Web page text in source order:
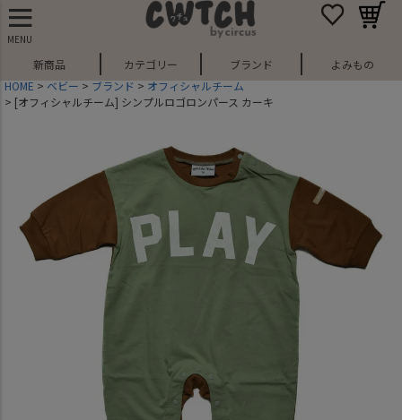
MENU
新商品 カテゴリー ブランド
よみもの
HOME
ベビー ブランド
オフィシャルチーム
[オフィシャルチーム] シンプルロゴロンパース カーキ